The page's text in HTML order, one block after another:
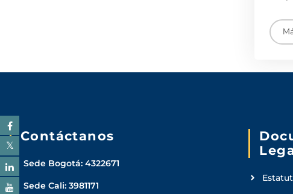
Contáctanos
Sede Bogotá: 4322671
Sede Cali: 3981171